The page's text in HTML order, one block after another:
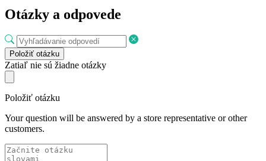
Otázky a odpovede
Položiť otázku
Zatiaľ nie sú žiadne otázky
Položiť otázku
Your question will be answered by a store representative or other
customers.